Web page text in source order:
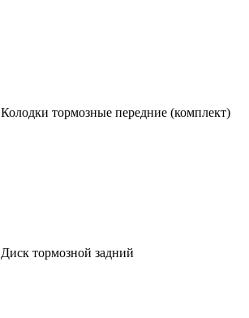
Колодки тормозные передние (комплект)
Диск тормозной задний